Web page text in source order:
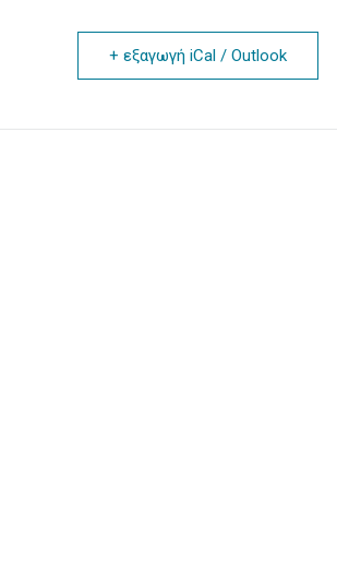
+ εξαγωγή iCal / Outlook